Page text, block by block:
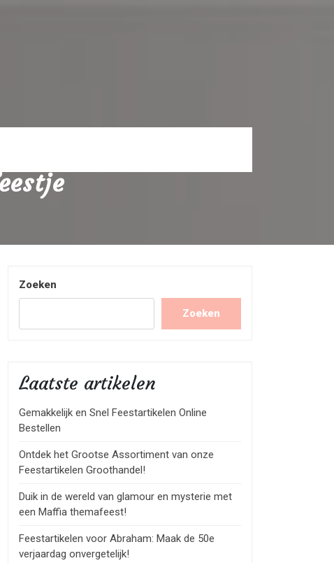
Zoeken
Zoeken
Laatste artikelen
Gemakkelijk en Snel Feestartikelen Online
Bestellen
Ontdek het Grootse Assortiment van onze
Feestartikelen Groothandel!
Duik in de wereld van glamour en mysterie met
een Maffia themafeest!
Feestartikelen voor Abraham: Maak de 50e
verjaardag onvergetelijk!